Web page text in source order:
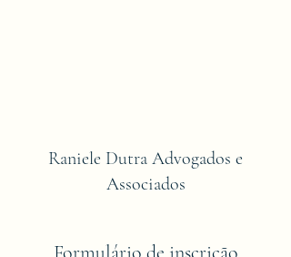
Raniele Dutra Advogados e
Associados